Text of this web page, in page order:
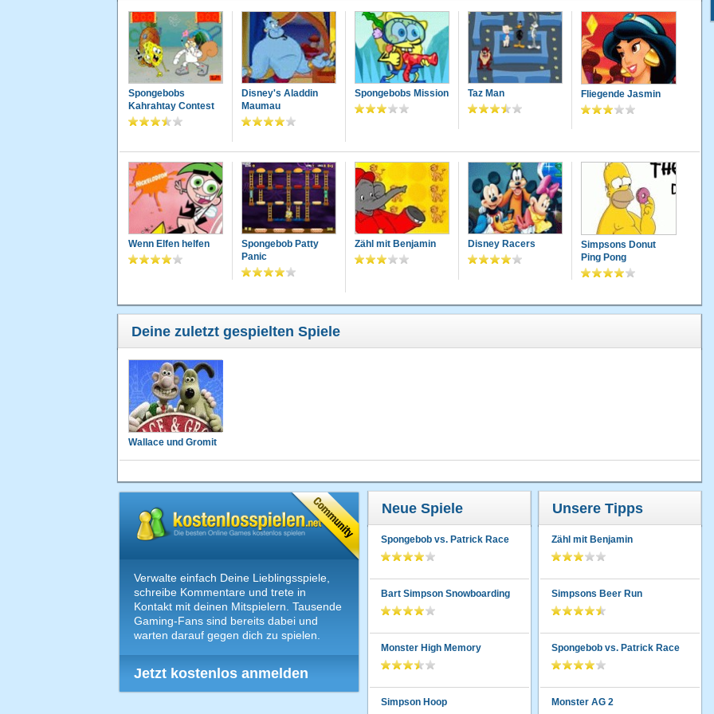
Spongebobs
Kahrahtay Contest
Disney's Aladdin
Maumau
Spongebobs Mission Taz Man Fliegende Jasmin
Wenn Elfen helfen
Spongebob Patty
Panic
Zähl mit Benjamin Disney Racers
Simpsons Donut
Ping Pong
Deine zuletzt gespielten Spiele
Wallace und Gromit
Verwalte einfach Deine Lieblingsspiele,
schreibe Kommentare und trete in
Kontakt mit deinen Mitspielern. Tausende
Gaming-Fans sind bereits dabei und
warten darauf gegen dich zu spielen.
Jetzt kostenlos anmelden
Neue Spiele
Spongebob vs. Patrick Race
Bart Simpson Snowboarding
Monster High Memory
Simpson Hoop
Unsere Tipps
Zähl mit Benjamin
Simpsons Beer Run
Spongebob vs. Patrick Race
Monster AG 2